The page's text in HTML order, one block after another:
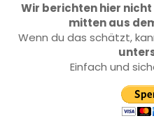
Wir berichten hier
mitten aus
Wenn du das schätzt,
Einfach und